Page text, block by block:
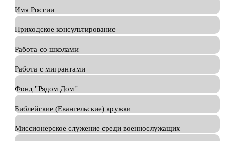
Имя России
Приходское консультирование
Работа со школами
Работа с мигрантами
Фонд "Рядом Дом"
Библейские (Евангельские) кружки
Миссионерское служение среди военнослужащих